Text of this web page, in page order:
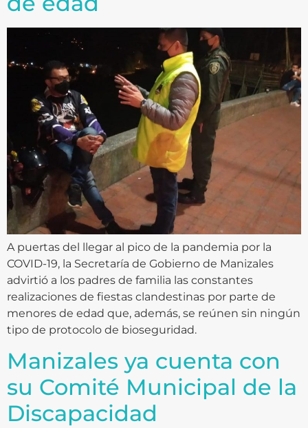
A puertas del llegar al pico de la pandemia por la
COVID-19, la Secretaría de Gobierno de Manizales
advirtió a los padres de familia las constantes
realizaciones de fiestas clandestinas por parte de
menores de edad que, además, se reúnen sin ningún
tipo de protocolo de bioseguridad.
Manizales ya cuenta con
su Comité Municipal de la
Discapacidad